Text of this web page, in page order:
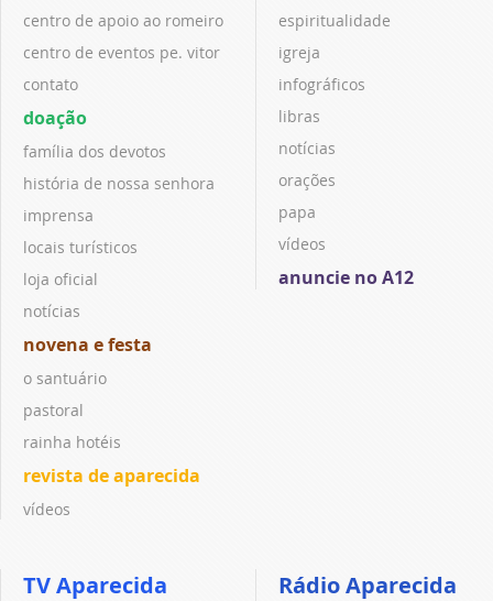
centro de apoio ao romeiro
centro de eventos pe. vitor
contato
doação
família dos devotos
história de nossa senhora
imprensa
locais turísticos
loja oficial
notícias
novena e festa
o santuário
pastoral
rainha hotéis
revista de aparecida
vídeos
espiritualidade
igreja
infográficos
libras
notícias
orações
papa
vídeos
anuncie no A12
TV Aparecida Rádio Aparecida